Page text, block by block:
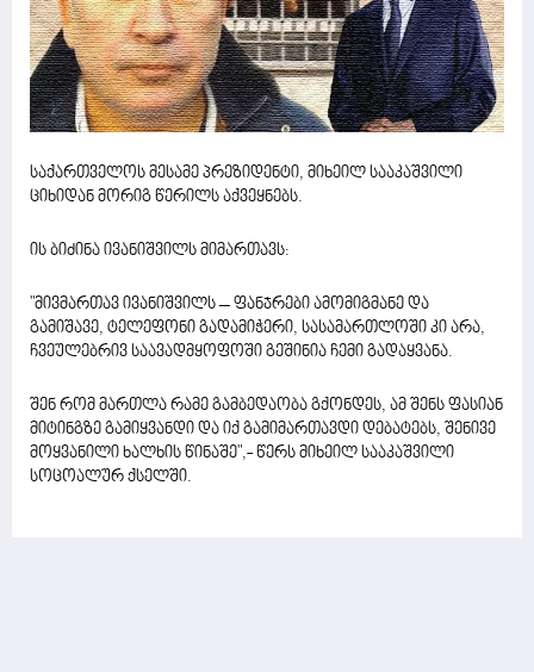
საქართველოს მესამე პრეზიდენტი, მიხეილ სააკაშვილი
ციხიდან მორიგ წერილს აქვეყნებს.
ის ბიძინა ივანიშვილს მიმართავს:
"მივმართავ ივანიშვილს – ფანჯრები ამომიგმანე და
გამიშავე, ტელეფონი გადამიჭერი, სასამართლოში კი არა,
ჩვეულებრივ საავადმყოფოში გეშინია ჩემი გადაყვანა.
შენ რომ მართლა რამე გამბედაობა გქონდეს, ამ შენს ფასიან
მიტინგზე გამიყვანდი და იქ გამიმართავდი დებატებს, შენივე
მოყვანილი ხალხის წინაშე",- წერს მიხეილ სააკაშვილი
სოცოალურ ქსელში.